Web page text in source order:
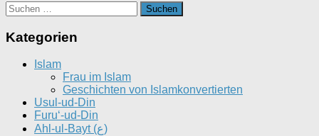
Suchen
nach:
Kategorien
Islam
Frau im Islam
Geschichten von Islamkonvertierten
Usul-ud-Din
Furu‘-ud-Din
Ahl-ul-Bayt (ع)